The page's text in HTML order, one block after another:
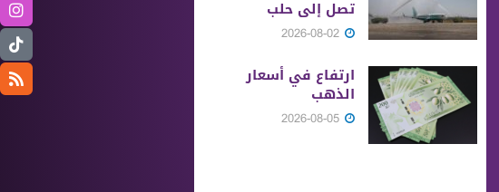
تصل إلى حلب
ارتفاع في أسعار
الذهب